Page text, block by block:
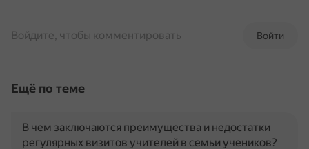
Войти
Войдите, чтобы комментировать
Ещё по теме
В чем заключаются преимущества и недостатки
регулярных визитов учителей в семьи учеников?